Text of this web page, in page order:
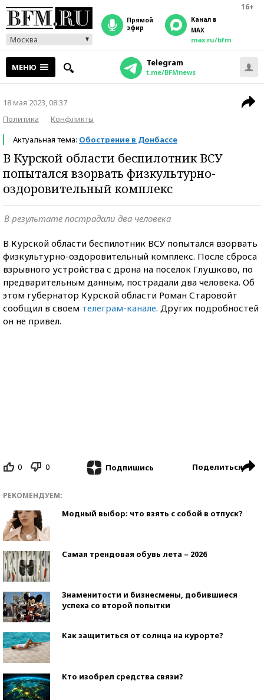
16+
Москва
прямой
эфир
Канал в
MAX
max.ru/bfm
МЕНЮ Telegram
t.me/BFMnews
18 мая 2023, 08:37
Политика
Конфликты
Актуальная тема: Обострение в Донбассе
В Курской области беспилотник ВСУ
попытался взорвать физкультурно-
оздоровительный комплекс
В результате пострадали два человека
В Курской области беспилотник ВСУ попытался взорвать
физкультурно-оздоровительный комплекс. После сброса
взрывного устройства с дрона на поселок Глушково, по
предварительным данным, пострадали два человека. Об
этом губернатор Курской области Роман Старовойт
сообщил в своем телеграм-канале. Других подробностей
он не привел.
0 0 Подпишись Поделиться
РЕКОМЕНДУЕМ:
Модный выбор: что взять с собой в отпуск?
Самая трендовая обувь лета – 2026
Знаменитости и бизнесмены, добившиеся
успеха со второй попытки
Как защититься от солнца на курорте?
Кто изобрел средства связи?